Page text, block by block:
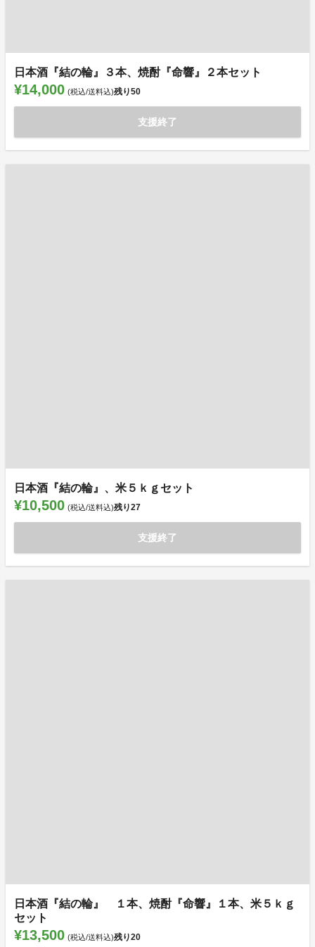
日本酒『結の輪』３本、焼酎『命響』２本セット
¥14,000 (税込/送料込)残り50
支援終了
日本酒『結の輪』、米５ｋｇセット
¥10,500 (税込/送料込)残り27
支援終了
日本酒『結の輪』 １本、焼酎『命響』１本、米５ｋｇ
セット
¥13,500 (税込/送料込)残り20